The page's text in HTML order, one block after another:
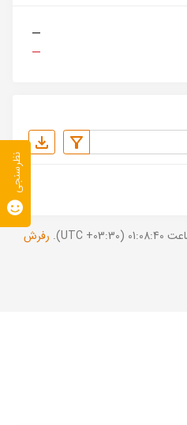
—
—
رفرش
نظرسنجی